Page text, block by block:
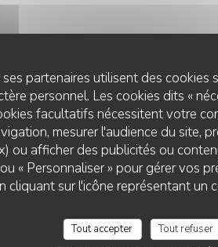
partenaires utilisent des
personnel. Les cookies dits «
facultatifs nécessitent votre
mesurer l'audience du site,
ou afficher des publicités ou
« Personnaliser » pour gérer vos
cliquant sur l'icône représentant un
Tout accepter Tout refuser